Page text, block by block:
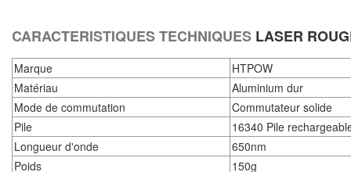
CARACTERISTIQUES TECHNIQUES LASER
Marque
HTPOW
Matériau
Aluminium dur
Mode de commutation
Commutateur solide
Pile
16340 Pile
Longueur d'onde
650nm
Poids
150g